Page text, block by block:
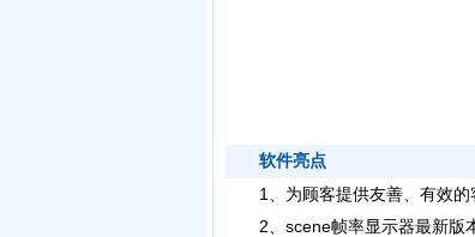
软件亮点
1、为顾客提供友善、有效的
2、scene帧率显示器最新版本